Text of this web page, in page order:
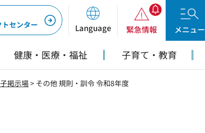
センター
Language 緊急情報 メニュー
健康・医療・福祉 子育て・教育
掲示場> その他 規則・訓令 令和8年度